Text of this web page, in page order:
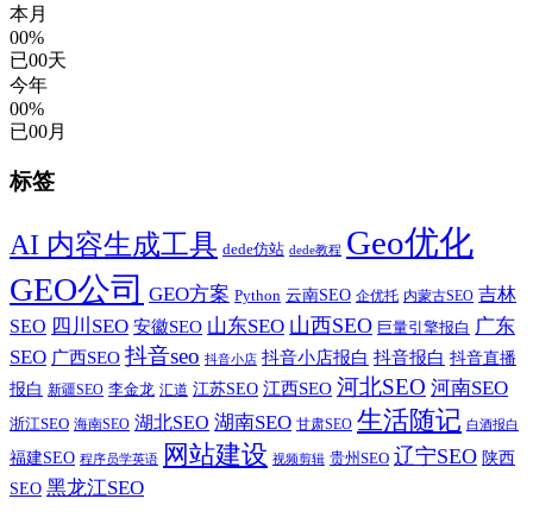
本月
00%
已00天
今年
00%
已00月
标签
AI 内容生成工具 dede仿站 dede教程 Geo优化
GEO公司 GEO方案 Python 云南SEO 企优托 内蒙古SEO 吉林
SEO 四川SEO 安徽SEO 山东SEO 山西SEO 巨量引擎报白 广东
SEO 广西SEO 抖音seo 抖音小店 抖音小店报白 抖音报白 抖音直播
报白 新疆SEO 李金龙 汇道 江苏SEO 江西SEO 河北SEO 河南SEO
浙江SEO 海南SEO 湖北SEO 湖南SEO 甘肃SEO 生活随记 白酒报白
福建SEO 程序员学英语 网站建设 视频剪辑 贵州SEO 辽宁SEO 陕西
SEO 黑龙江SEO